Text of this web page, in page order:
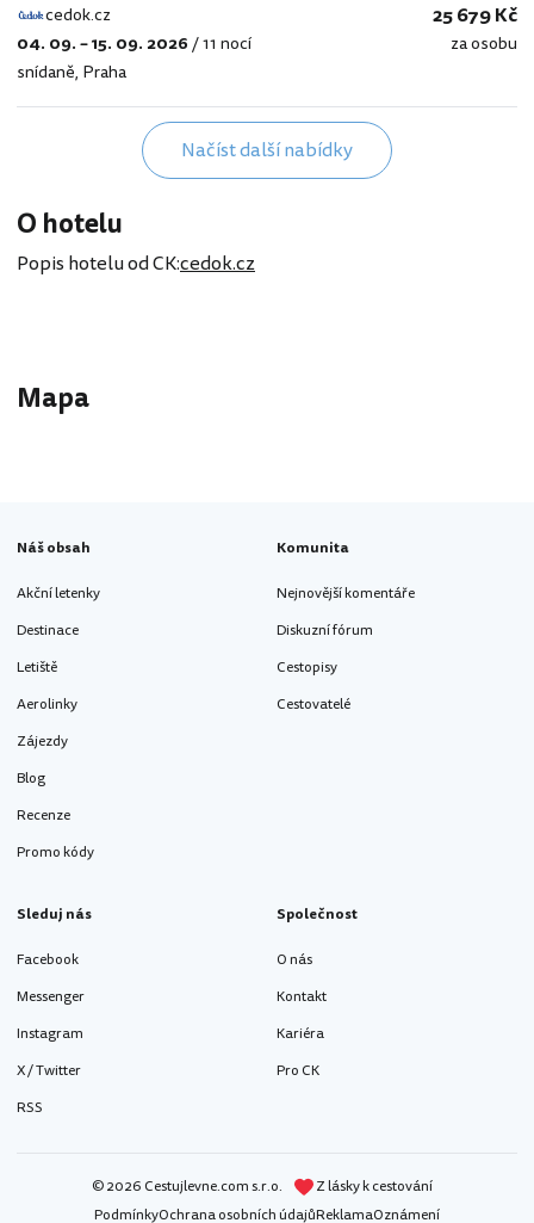
cedok.cz
cedok.cz
04. 09. – 15. 09. 2026/11 nocí
snídaně, Praha
25 679 Kč
za osobu
Načíst další nabídky
O hotelu
Popis hotelu od CK:cedok.cz
Mapa
Náš obsah
Akční letenky
Destinace
Letiště
Aerolinky
Zájezdy
Blog
Recenze
Promo kódy
Komunita
Nejnovější komentáře
Diskuzní fórum
Cestopisy
Cestovatelé
Sleduj nás
Facebook
Messenger
Instagram
X / Twitter
RSS
Společnost
O nás
Kontakt
Kariéra
Pro CK
© 2026 Cestujlevne.com s.r.o.
Z lásky k cestování
PodmínkyOchrana osobních údajůReklamaOznámení